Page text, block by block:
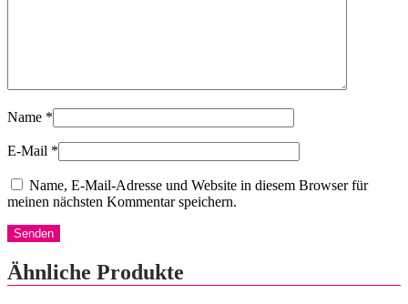
Name *
E-Mail *
Name, E-Mail-Adresse und Website in diesem Browser für
meinen nächsten Kommentar speichern.
Ähnliche Produkte